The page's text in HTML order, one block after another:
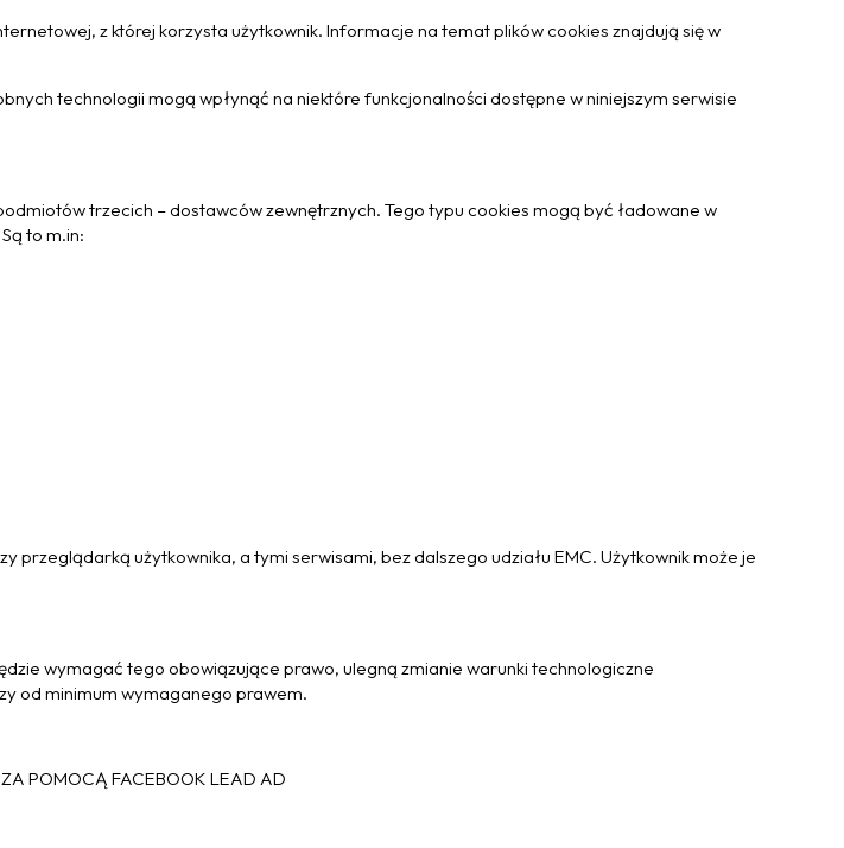
z której korzysta użytkownik. Informacje na temat plików cookies znajdują się w
technologii mogą wpłynąć na niektóre funkcjonalności dostępne w niniejszym serwisie
trzecich – dostawców zewnętrznych. Tego typu cookies mogą być ładowane w
to m.in:
użytkownika, a tymi serwisami, bez dalszego udziału EMC. Użytkownik może je
wymagać tego obowiązujące prawo, ulegną zmianie warunki technologiczne
od minimum wymaganego prawem.
POMOCĄ FACEBOOK LEAD AD